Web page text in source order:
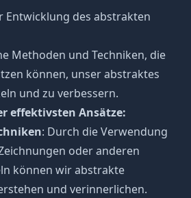
Entwicklung des abstrakten
Methoden und Techniken, die
können, unser abstraktes
und zu verbessern.
effektivsten Ansätze:
: Durch die Verwendung
oder anderen
können wir abstrakte
und verinnerlichen.